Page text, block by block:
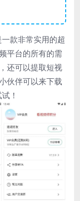
款非常实用的超
平台的所有的需
还可以提取短视
伙伴可以来下载
！